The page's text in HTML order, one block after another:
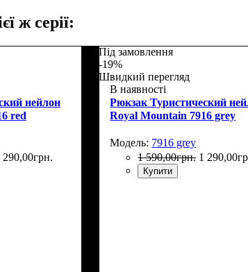
ж серії:
нейлон
red
290,00грн.
Під замовлення
-19%
Швидкий перегляд
В наявності
Рюкзак Туристический
Royal Mountain 7916 grey
Модель: 7916 grey
1 590,00грн. 1 290,00
Купити